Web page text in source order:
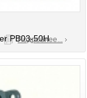
PB03-50H
Подробнее...